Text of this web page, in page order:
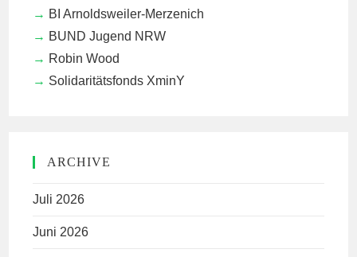
BI Arnoldsweiler-Merzenich
BUND Jugend NRW
Robin Wood
Solidaritätsfonds XminY
ARCHIVE
Juli 2026
Juni 2026